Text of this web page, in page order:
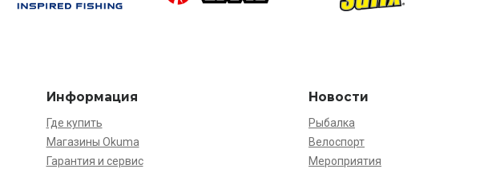
Информация
Где купить
Магазины Okuma
Гарантия и сервис
Новости
Рыбалка
Велоспорт
Мероприятия